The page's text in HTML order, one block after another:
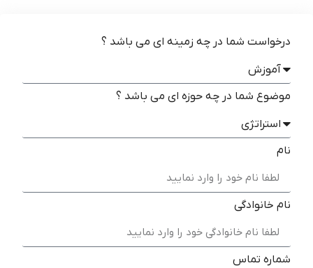
درخواست شما در چه زمینه ای می باشد ؟
موضوع شما در چه حوزه ای می باشد ؟
نام
نام خانوادگی
شماره تماس